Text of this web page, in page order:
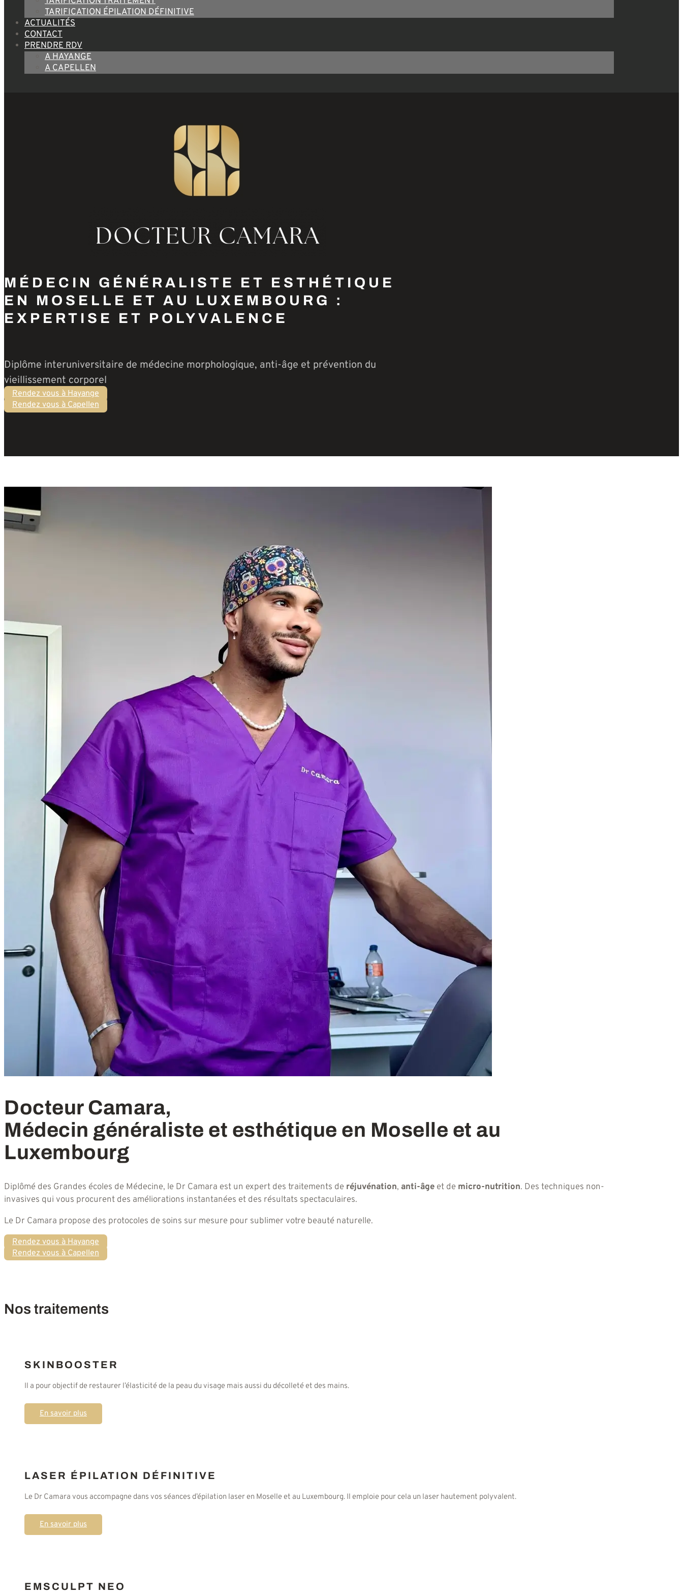
TARIFICATION ÉPILATION DÉFINITIVE
ACTUALITÉS
CONTACT
PRENDRE RDV
A HAYANGE
A CAPELLEN
MÉDECIN GÉNÉRALISTE ET ESTHÉTIQUE
EN MOSELLE ET AU LUXEMBOURG :
EXPERTISE ET POLYVALENCE
Diplôme interuniversitaire de médecine morphologique, anti-âge et prévention du
vieillissement corporel
Rendez vous à Hayange
Rendez vous à Capellen
Docteur Camara,
Médecin généraliste et esthétique en Moselle et au
Luxembourg
Diplômé des Grandes écoles de Médecine, le Dr Camara est un expert des traitements de réjuvénation, anti-âge et de micro-nutrition. Des techniques non-
invasives qui vous procurent des améliorations instantanées et des résultats spectaculaires.
Le Dr Camara propose des protocoles de soins sur mesure pour sublimer votre beauté naturelle.
Rendez vous à Hayange
Rendez vous à Capellen
Nos traitements
SKINBOOSTER
Il a pour objectif de restaurer l’élasticité de la peau du visage mais aussi du décolleté et des mains.
En savoir plus
LASER ÉPILATION DÉFINITIVE
Le Dr Camara vous accompagne dans vos séances d’épilation laser en Moselle et au Luxembourg. Il emploie pour cela un laser hautement polyvalent.
En savoir plus
EMSCULPT NEO